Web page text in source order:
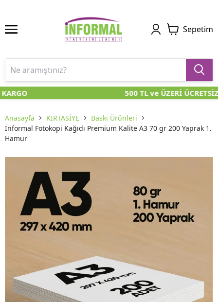
Sepetim
500 TL ve ÜZERİ ÜCRETSİZ
Anasayfa KIRTASİYE
Baskı Ürünleri
İnformal Fotokopi Kağıdı Premium Kalite A3 70 gr 200 Yaprak 1.
Hamur